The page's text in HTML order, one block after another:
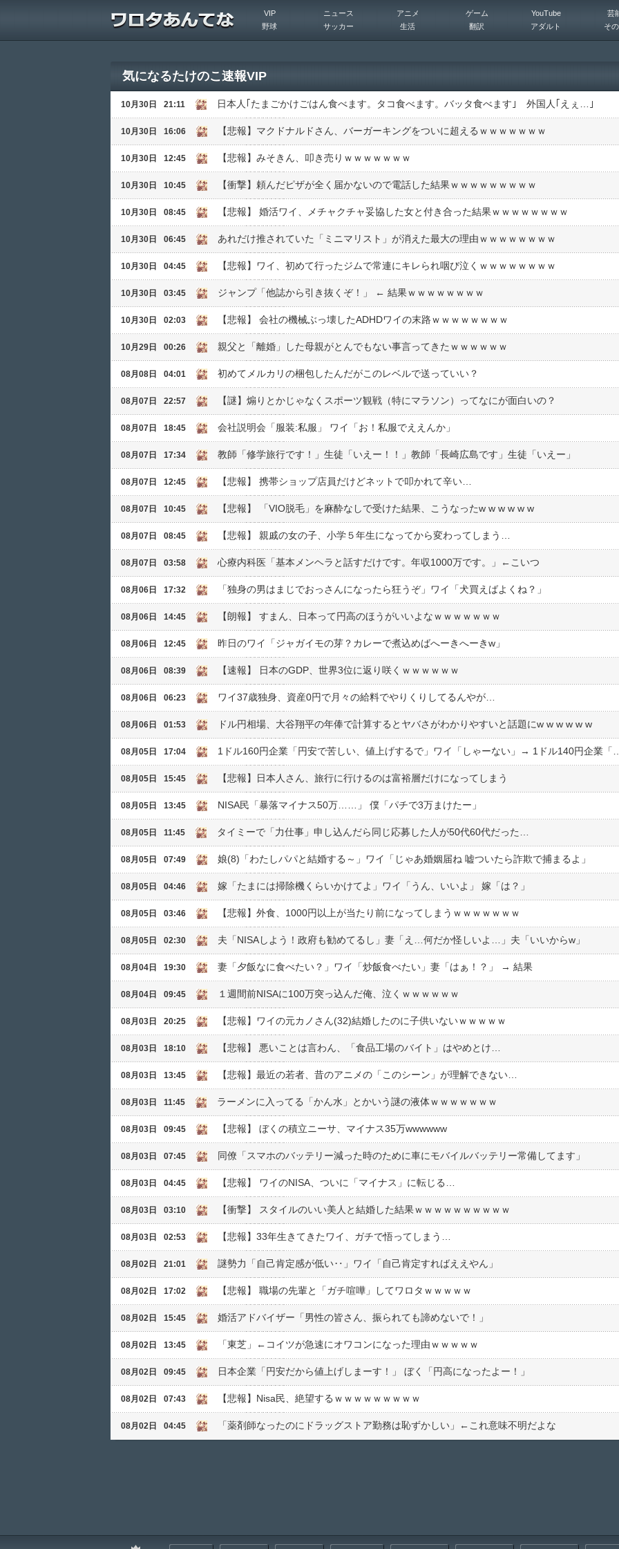
VIP ニュース アニメ ゲーム YouTube
芸
野球
サッカー 生活 翻訳 アダルト そ
気になるたけのこ速報VIP
10月30日 21:11 日本人｢たまごかけごはん食べます。タコ食べます。バッタ食べます｣ 外国人｢えぇ…｣
10月30日 16:06 【悲報】マクドナルドさん、バーガーキングをついに超えるｗｗｗｗｗｗｗ
10月30日 12:45 【悲報】みそきん、叩き売りｗｗｗｗｗｗｗ
10月30日 10:45 【衝撃】頼んだピザが全く届かないので電話した結果ｗｗｗｗｗｗｗｗｗ
10月30日 08:45 【悲報】 婚活ワイ、メチャクチャ妥協した女と付き合った結果ｗｗｗｗｗｗｗｗ
10月30日 06:45 あれだけ推されていた「ミニマリスト」が消えた最大の理由ｗｗｗｗｗｗｗｗ
10月30日 04:45 【悲報】ワイ、初めて行ったジムで常連にキレられ咽び泣くｗｗｗｗｗｗｗｗ
10月30日 03:45 ジャンプ「他誌から引き抜くぞ！」 ← 結果ｗｗｗｗｗｗｗｗ
10月30日 02:03 【悲報】 会社の機械ぶっ壊したADHDワイの末路ｗｗｗｗｗｗｗｗ
10月29日 00:26 親父と「離婚」した母親がとんでもない事言ってきたｗｗｗｗｗｗ
08月08日 04:01 初めてメルカリの梱包したんだがこのレベルで送っていい？
08月07日 22:57 【謎】煽りとかじゃなくスポーツ観戦（特にマラソン）ってなにが面白いの？
08月07日 18:45 会社説明会「服装:私服」 ワイ「お！私服でええんか」
08月07日 17:34 教師「修学旅行です！」生徒「いえー！！」教師「長崎広島です」生徒「いえー」
08月07日 12:45 【悲報】 携帯ショップ店員だけどネットで叩かれて辛い…
08月07日 10:45 【悲報】 「VIO脱毛」を麻酔なしで受けた結果、こうなったw w w w w w
08月07日 08:45 【悲報】 親戚の女の子、小学５年生になってから変わってしまう…
08月07日 03:58 心療内科医「基本メンヘラと話すだけです。年収1000万です。」←こいつ
08月06日 17:32 「独身の男はまじでおっさんになったら狂うぞ」ワイ「犬買えばよくね？」
08月06日 14:45 【朗報】 すまん、日本って円高のほうがいいよなｗｗｗｗｗｗｗ
08月06日 12:45 昨日のワイ「ジャガイモの芽？カレーで煮込めばへーきへーきw」
08月06日 08:39 【速報】 日本のGDP、世界3位に返り咲くｗｗｗｗｗｗ
08月06日 06:23 ワイ37歳独身、資産0円で月々の給料でやりくりしてるんやが…
08月06日 01:53 ドル円相場、大谷翔平の年俸で計算するとヤバさがわかりやすいと話題にw w w w w w
08月05日 17:04 1ドル160円企業「円安で苦しい、値上げするで」ワイ「しゃーない」→ 1ドル140円企業「
08月05日 15:45 【悲報】日本人さん、旅行に行けるのは富裕層だけになってしまう
08月05日 13:45 NISA民「暴落マイナス50万……」 僕「パチで3万まけたー」
08月05日 11:45 タイミーで「力仕事」申し込んだら同じ応募した人が50代60代だった…
08月05日 07:49 娘(8)「わたしパパと結婚する～」ワイ「じゃあ婚姻届ね 嘘ついたら詐欺で捕まるよ」
08月05日 04:46 嫁「たまには掃除機くらいかけてよ」ワイ「うん、いいよ」 嫁「は？」
08月05日 03:46 【悲報】外食、1000円以上が当たり前になってしまうｗｗｗｗｗｗｗ
08月05日 02:30 夫「NISAしよう！政府も勧めてるし」妻「え…何だか怪しいよ…」夫「いいからw」
08月04日 19:30 妻「夕飯なに食べたい？」ワイ「炒飯食べたい」妻「はぁ！？」 → 結果
08月04日 09:45 １週間前NISAに100万突っ込んだ俺、泣くｗｗｗｗｗｗ
08月03日 20:25 【悲報】ワイの元カノさん(32)結婚したのに子供いないｗｗｗｗｗ
08月03日 18:10 【悲報】 悪いことは言わん、「食品工場のバイト」はやめとけ…
08月03日 13:45 【悲報】最近の若者、昔のアニメの「このシーン」が理解できない…
08月03日 11:45 ラーメンに入ってる「かん水」とかいう謎の液体ｗｗｗｗｗｗｗ
08月03日 09:45 【悲報】 ぼくの積立ニーサ、マイナス35万wwwwww
08月03日 07:45 同僚「スマホのバッテリー減った時のために車にモバイルバッテリー常備してます」
08月03日 04:45 【悲報】 ワイのNISA、ついに「マイナス」に転じる…
08月03日 03:10 【衝撃】 スタイルのいい美人と結婚した結果ｗｗｗｗｗｗｗｗｗｗ
08月03日 02:53 【悲報】33年生きてきたワイ、ガチで悟ってしまう…
08月02日 21:01 謎勢力「自己肯定感が低い‥」ワイ「自己肯定すればええやん」
08月02日 17:02 【悲報】 職場の先輩と「ガチ喧嘩」してワロタｗｗｗｗｗ
08月02日 15:45 婚活アドバイザー「男性の皆さん、振られても諦めないで！」
08月02日 13:45 「東芝」←コイツが急速にオワコンになった理由ｗｗｗｗｗ
08月02日 09:45 日本企業「円安だから値上げしまーす！」 ぼく「円高になったよー！」
08月02日 07:43 【悲報】Nisa民、絶望するｗｗｗｗｗｗｗｗｗ
08月02日 04:45 「薬剤師なったのにドラッグストア勤務は恥ずかしい」←これ意味不明だよな